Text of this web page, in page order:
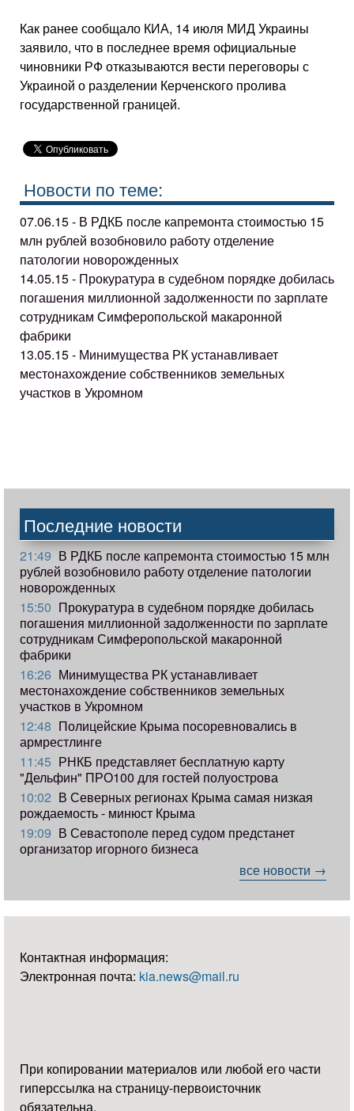
Как ранее сообщало КИА, 14 июля МИД Украины
заявило, что в последнее время официальные
чиновники РФ отказываются вести переговоры с
Украиной о разделении Керченского пролива
государственной границей.
Новости по теме:
07.06.15 - В РДКБ после капремонта стоимостью 15
млн рублей возобновило работу отделение
патологии новорожденных
14.05.15 - Прокуратура в судебном порядке добилась
погашения миллионной задолженности по зарплате
сотрудникам Симферопольской макаронной
фабрики
13.05.15 - Минимущества РК устанавливает
местонахождение собственников земельных
участков в Укромном
Последние новости
21:49 В РДКБ после капремонта стоимостью 15 млн
рублей возобновило работу отделение патологии
новорожденных
15:50 Прокуратура в судебном порядке добилась
погашения миллионной задолженности по зарплате
сотрудникам Симферопольской макаронной
фабрики
16:26 Минимущества РК устанавливает
местонахождение собственников земельных
участков в Укромном
12:48 Полицейские Крыма посоревновались в
армрестлинге
11:45 РНКБ представляет бесплатную карту
"Дельфин" ПРО100 для гостей полуострова
10:02 В Северных регионах Крыма самая низкая
рождаемость - минюст Крыма
19:09 В Севастополе перед судом предстанет
организатор игорного бизнеса
все новости →
Контактная информация:
Электронная почта: kia.news@mail.ru
При копировании материалов или любой его части
гиперссылка на страницу-первоисточник
обязательна.